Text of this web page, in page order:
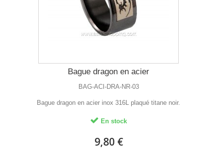
Bague dragon en acier
BAG-ACI-DRA-NR-03
Bague dragon en acier inox 316L plaqué titane noir.
En stock
9,80 €